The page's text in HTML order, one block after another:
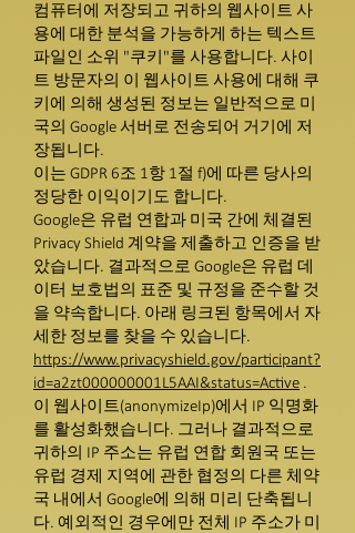
컴퓨터에 저장되고 귀하의 웹사이트 사
용에 대한 분석을 가능하게 하는 텍스트
파일인 소위 "쿠키"를 사용합니다. 사이
트 방문자의 이 웹사이트 사용에 대해 쿠
키에 의해 생성된 정보는 일반적으로 미
국의 Google 서버로 전송되어 거기에 저
장됩니다.
이는 GDPR 6조 1항 1절 f)에 따른 당사의
정당한 이익이기도 합니다.
Google은 유럽 연합과 미국 간에 체결된
Privacy Shield 계약을 제출하고 인증을 받
았습니다. 결과적으로 Google은 유럽 데
이터 보호법의 표준 및 규정을 준수할 것
을 약속합니다. 아래 링크된 항목에서 자
세한 정보를 찾을 수 있습니다.
https://www.privacyshield.gov/participant?
id=a2zt000000001L5AAI&status=Active .
이 웹사이트(anonymizeIp)에서 IP 익명화
를 활성화했습니다. 그러나 결과적으로
귀하의 IP 주소는 유럽 연합 회원국 또는
유럽 경제 지역에 관한 협정의 다른 체약
국 내에서 Google에 의해 미리 단축됩니
다. 예외적인 경우에만 전체 IP 주소가 미